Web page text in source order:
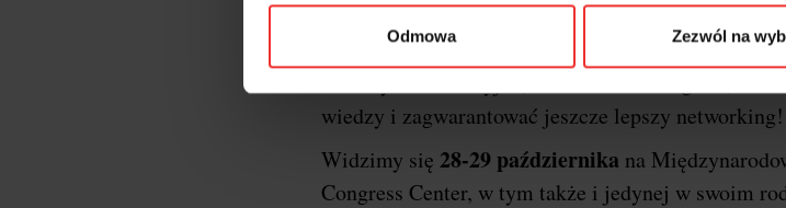
Odmowa Zezwól na
XXII edycja konferencjiI
Marketing &
oficjalnym gospodarzem wydarzenia będzie miasto
wiedzy i zagwarantować jeszcze lepszy networking!
Widzimy się 28-29 października na
Congress Center, w tym także i jedynej w swoim